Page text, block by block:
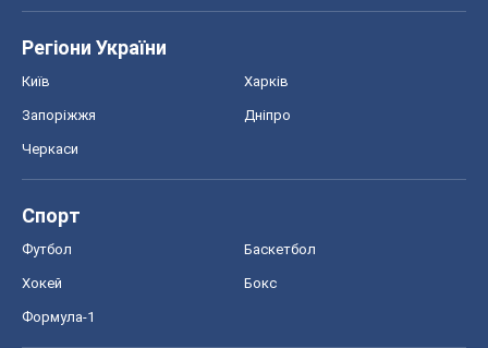
Регіони України
Київ Харків
Запоріжжя Дніпро
Черкаси
Спорт
Футбол Баскетбол
Хокей Бокс
Формула-1